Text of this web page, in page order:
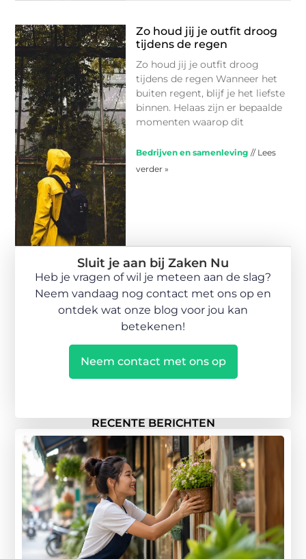
Zo houd jij je outfit droog
tijdens de regen
Zo houd jij je outfit droog
tijdens de regen Wanneer het
buiten regent, blijf je het liefste
binnen. Helaas zijn er bepaalde
momenten waarop dit
Bedrijven en samenleving // Lees
verder »
RECENTE BERICHTEN
Sluit je aan bij Zaken Nu
Heb je vragen of wil je meteen aan de slag?
Neem vandaag nog contact met ons op en
ontdek wat onze blog voor jou kan
betekenen!
Neem contact met ons op